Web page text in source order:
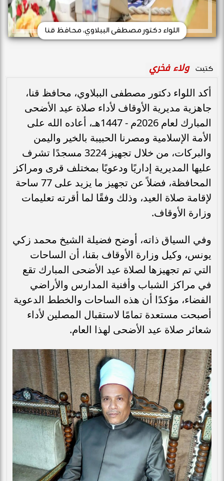
اللواء دكتور مصطفى الببلاوي، محافظ قنا
كتبت ولاء فخري
أكد اللواء دكتور مصطفى الببلاوي، محافظ قنا،
جاهزية مديرية الأوقاف لأداء صلاة عيد الأضحى
المبارك لعام 2026م - 1447هـ، أعاده الله على
الأمة الإسلامية ومصرنا الحبيبة بالخير واليمن
والبركات، من خلال تجهيز 3224 مسجدًا تشرف
عليها المديرية إداريًا ودعويًا بمختلف قرى ومراكز
المحافظة، فضلاً عن تجهيز ما يزيد على 77 ساحة
لإقامة صلاة العيد، وذلك وفقًا لما أقرته تعليمات
وزارة الأوقاف.
وفي السياق ذاته، أوضح فضيلة الشيخ محمد زكي
يونس، وكيل وزارة الأوقاف بقنا، أن الساحات
التي تم تجهيزها لصلاة عيد الأضحى المبارك تقع
في مراكز الشباب وأفنية المدارس والأراضي
الفضاء، مؤكدًا أن هذه الساحات والخطط الدعوية
أصبحت مستعدة تمامًا لاستقبال المصلين لأداء
شعائر صلاة عيد الأضحى لهذا العام.